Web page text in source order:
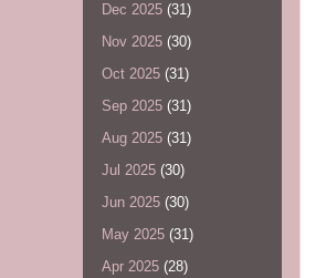
Dec 2025 (31)
Nov 2025 (30)
Oct 2025 (31)
Sep 2025 (31)
Aug 2025 (31)
Jul 2025 (30)
Jun 2025 (30)
May 2025 (31)
Apr 2025 (28)